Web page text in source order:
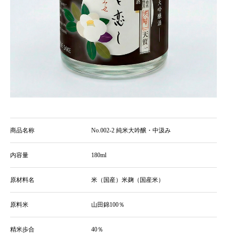
商品名称 No.002-2 純米大吟醸・中汲み
内容量 180ml
原材料名 米（国産）米麹（国産米）
原料米 山田錦100％
精米歩合 40％